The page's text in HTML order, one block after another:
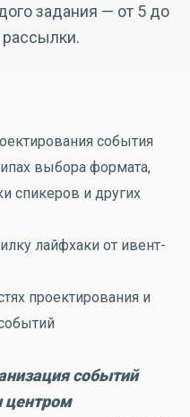
задания — от 5 до
события
выбора формата,
спикеров и других
лайфхаки от ивент-
проектирования и
событий
центром